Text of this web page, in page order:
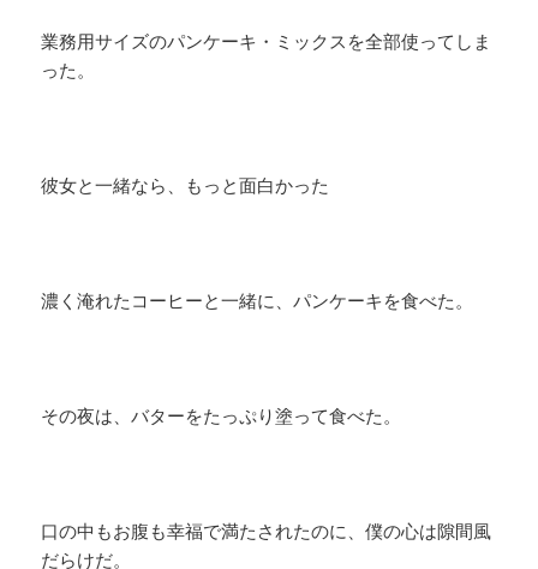
業務用サイズのパンケーキ・ミックスを全部使ってしま
った。
彼女と一緒なら、もっと面白かった
濃く淹れたコーヒーと一緒に、パンケーキを食べた。
その夜は、バターをたっぷり塗って食べた。
口の中もお腹も幸福で満たされたのに、僕の心は隙間風
だらけだ。